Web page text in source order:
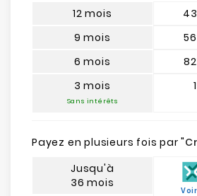
12 mois
9 mois
6 mois
3 mois
Sans intérêts
Payez en plusieurs fois par "
Jusqu'à
36 mois